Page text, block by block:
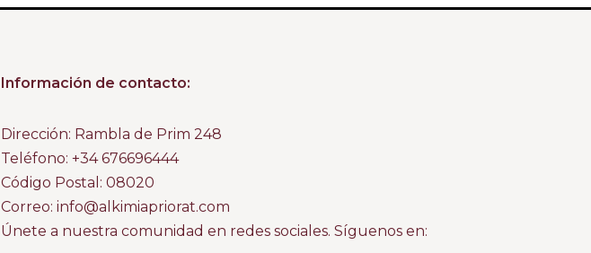
Información de contacto:
Dirección: Rambla de Prim 248
Teléfono: +34 676696444
Código Postal: 08020
Correo: info@alkimiapriorat.com
Únete a nuestra comunidad en redes sociales. Síguenos en: